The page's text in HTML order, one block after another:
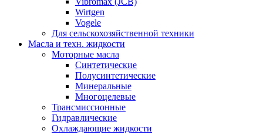
Wirtgen
Vogele
Для сельскохозяйственной техники
Масла и техн. жидкости
Моторные масла
Синтетические
Полусинтетические
Минеральные
Многоцелевые
Трансмиссионные
Гидравлические
Охлаждающие жидкости